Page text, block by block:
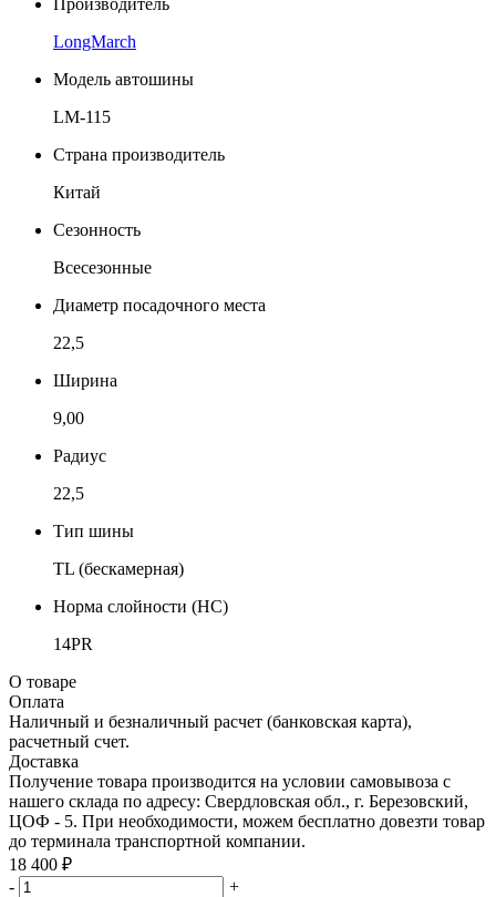
LongMarch
Модель автошины
LM-115
Страна производитель
Китай
Сезонность
Всесезонные
Диаметр посадочного места
22,5
Ширина
9,00
Радиус
22,5
Тип шины
TL (бескамерная)
Норма слойности (НС)
14PR
О товаре
Оплата
Наличный и безналичный расчет (банковская карта),
расчетный счет.
Доставка
Получение товара производится на условии самовывоза с
нашего склада по адресу: Свердловская обл., г. Березовский,
ЦОФ - 5. При необходимости, можем бесплатно довезти товар
до терминала транспортной компании.
18 400 ₽
-
+